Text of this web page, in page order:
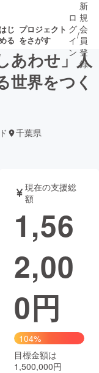
はじ
る
プロジェクト
をさがす
が近いプ
書籍・雑誌
チャレンジ
Creation
コミュニティ
ロ
グ
イ
ン
/
新
規
会
員
登
録
あわせ」人
世界をつく
千葉県
現在の支援総
額
1,56
2,00
0円
104%
目標金額は
1,500,000円